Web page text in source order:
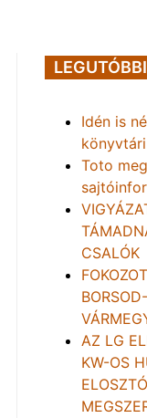
Idén is
Toto
CSALÓK
AZ LG
KW-OS